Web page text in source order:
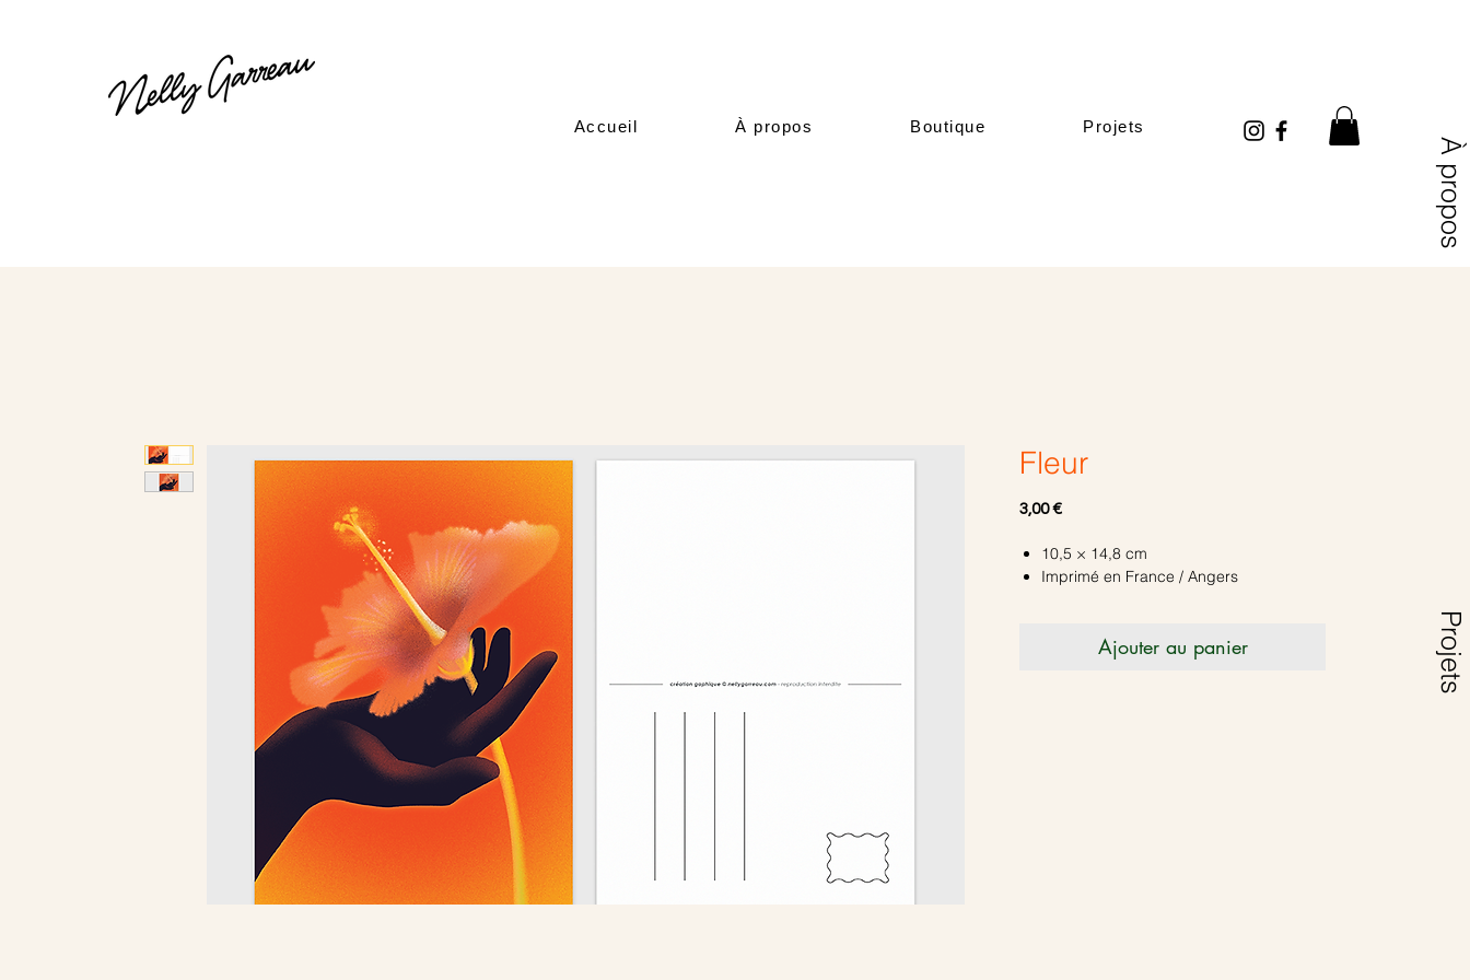
À propos
Accueil À propos Boutique Projets
Projets
Fleur
3,00 €Prix
10,5 × 14,8 cm
Imprimé en France / Angers
Ajouter au panier